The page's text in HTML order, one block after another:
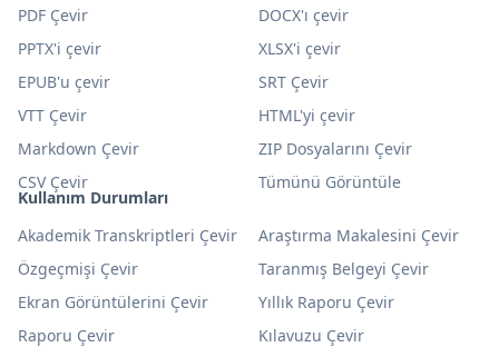
Kullanım Durumları
Akademik Transkriptleri Çevir
Araştırma Makalesini Çevir
Özgeçmişi Çevir
Taranmış Belgeyi Çevir
Ekran Görüntülerini Çevir
Yıllık Raporu Çevir
Raporu Çevir
Kılavuzu Çevir
PDF Çevir
DOCX'ı çevir
PPTX'i çevir
XLSX'i çevir
EPUB'u çevir
SRT Çevir
VTT Çevir
HTML'yi çevir
Markdown Çevir
ZIP Dosyalarını Çevir
CSV Çevir
Tümünü Görüntüle